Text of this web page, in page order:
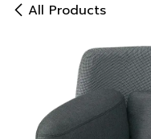
All Products